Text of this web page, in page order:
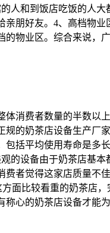
人和到饭店吃饭的人
朋好友。4、高档物
物业区。综合来说，
消费者数量的半数
的奶茶店设备生产厂
括平均使用寿命是
的设备由于奶茶店基
者觉得这家店质量
面比较看重的奶茶店
心的奶茶店设备才能